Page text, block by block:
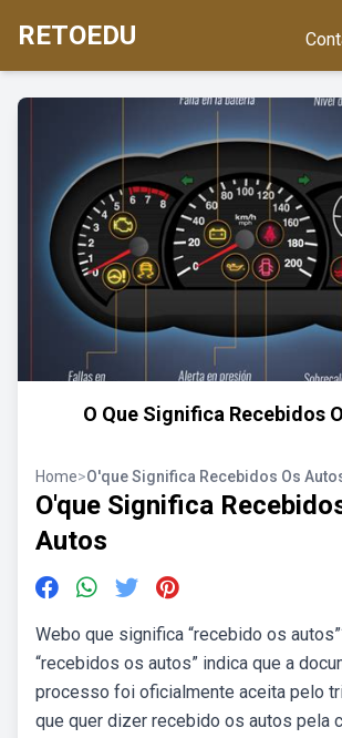
RETOEDU
O Que Significa Recebidos
Home>O'que Significa Recebidos Os
O'que Significa
Autos
Webo que significa “recebido os
“recebidos os autos” indica que a
processo foi oficialmente aceita pelo
que quer dizer recebido os autos pela